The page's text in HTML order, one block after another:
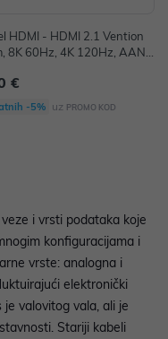
HDMI - HDMI 2.1 Vention
8K 60Hz, 4K 120Hz, AANB
€
-5% uz PROMO KOD
i vrsti podataka koje
konfiguracijama i
vrste: analogna i
elektronički
valovitog vala, ali je
Stariji kabeli